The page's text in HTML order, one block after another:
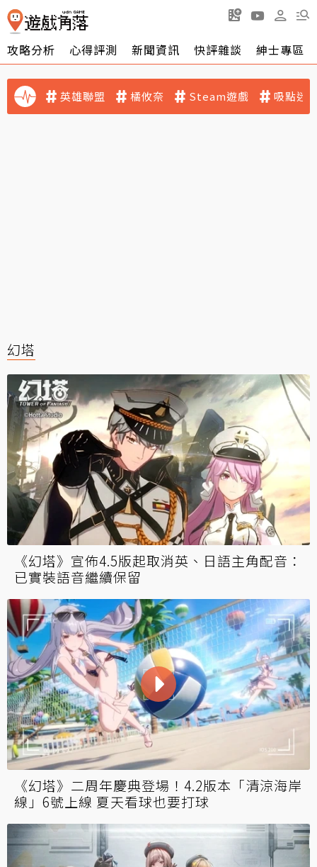
攻略分析 心得評測 新聞資訊 快評雜談 紳士專區
英雄聯盟 橘攸奈 Steam遊戲 吸點迷
幻塔
《幻塔》宣佈4.5版起取消英、日語主角配音：
已實裝語音繼續保留
《幻塔》二周年慶典登場！4.2版本「清涼海岸
線」6號上線 夏天看球也要打球